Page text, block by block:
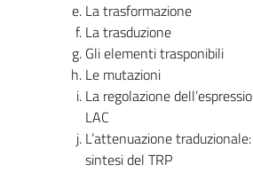
La trasformazione
La trasduzione
Gli elementi trasponibili
Le mutazioni
La regolazione
LAC
L’attenuazione
sintesi del TRP